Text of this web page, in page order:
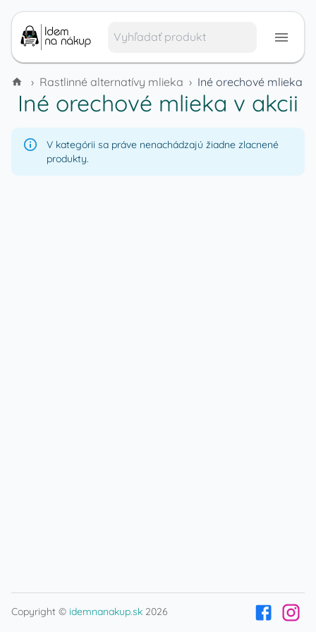
› Rastlinné alternatívy mlieka › Iné orechové mlieka
Iné orechové mlieka v akcii
V kategórii sa práve nenachádzajú žiadne zlacnené
produkty.
Copyright © idemnanakup.sk 2026